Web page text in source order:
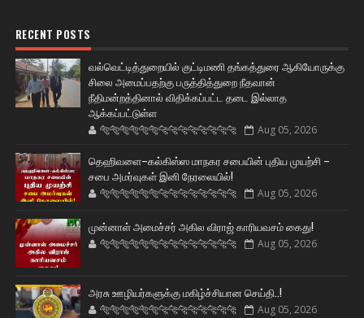
RECENT POSTS
வல்வெட்டித்துறையில் குட்டிமணி தங்கத்துரை ஆகியோருக்கு
சிலை அமைப்பதற்கு பருத்தித்துறை நீதவான்
நீதிமன்றத்தினால் விதிக்கப்பட்ட தடை இல்லாத
ஆக்கப்பட்டுள்ள
🐅🐅🐅🐅🐅🐅🐆🐆🐆🐆🐆🐆🐆🐆 Aug 05, 2026
தெஹிவளை–கல்கிஸ்ஸ மாநகர சபையின் புதிய முயற்சி –
சபை அமர்வுகள் இனி நேரலையில்!
🐅🐅🐅🐅🐅🐅🐆🐆🐆🐆🐆🐆🐆🐆 Aug 05, 2026
முன்னாள் அமைச்சர் அகில விராஜ் காரியவசம் கைது!
🐅🐅🐅🐅🐅🐅🐆🐆🐆🐆🐆🐆🐆🐆 Aug 05, 2026
அரசு ஊழியர்களுக்கு மகிழ்ச்சியான செய்தி..!
🐅🐅🐅🐅🐅🐅🐆🐆🐆🐆🐆🐆🐆🐆 Aug 05, 2026